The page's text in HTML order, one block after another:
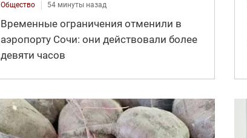
Общество 54 минуты назад
Временные ограничения отменили в
аэропорту Сочи: они действовали более
девяти часов